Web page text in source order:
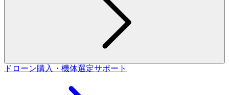
ドローン購入・機体選定サポート